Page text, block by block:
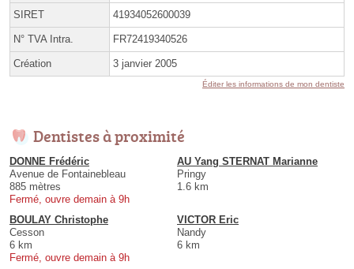
SIRET 41934052600039
N° TVA Intra. FR72419340526
Création 3 janvier 2005
Éditer les informations de mon dentiste
Dentistes à proximité
DONNE Frédéric
Avenue de Fontainebleau
885 mètres
Fermé, ouvre demain à 9h
AU Yang STERNAT Marianne
Pringy
1.6 km
BOULAY Christophe
Cesson
6 km
Fermé, ouvre demain à 9h
VICTOR Eric
Nandy
6 km